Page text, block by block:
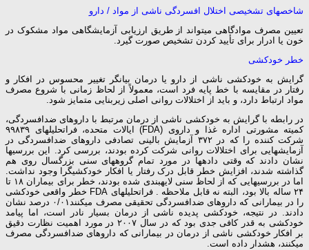
شاخص­های تشخیصی اختلال افسردگی ناشی از مواد / دارو
تعیین مصرف موادگاهی می­تواند از طریق ارزیابی آزمایشگاهی مواد مشکوک در
خون یا ادرار برای تأیید کردن تشخیص صورت گیرد.
خطر خودکشی
گرایش به خودکشی ناشی از دارو یا درمان بیانگر تغییر محسوس در افکار و
رفتار در مقایسه با خط پایه فرد است، معمولاً از لحاظ زمانی با شروع مصرف
مواد ارتباط دارد، و باید از اختلالات روانی اصلی زیربنایی متمایز شود.
در رابطه با گرایش به خودکشی ناشی از درمان مرتبط با داروهای ضدافسردگی،
کمیته مشورتی اداره غذا و داروی (FDA) ایالات متحده، فراتحلیل­های ۹۹۸۳۹
شرکت­ کننده را که در ۳۷۲ آزمایش بالینی تصادفی داروهای ضدافسردگی در
آزمایش­هایی برای اختلالات روانی شرکت کرده بودند، بررسی کرد. این بررسی­ها
نشان دادند که وقتی داده­ها در مورد تمام گروه­های سنی بزرگسال روی هم
گذاشته شدند، افزایش خطر قابل درک رفتار یا افکار خودکشی­گرا وجود نداشت.
اما در بررسی­هایی که از لحاظ سنی لایه­بندی شده بودند، خطر برای بیماران ۱۸ تا
۲۴ ساله بالا بود، البته نه قابل ملاحظه . فراتحلیل­های FDA خطر واقعی خودکشی
را در بیمارانی که داروهای ضدافسردگی تحقیقی مصرف می­کنند۰/۰۱ درصد نشان
دادند. در نتیجه، خودکشی پدیده ناشی از درمان بسیار نادر است، اما پیامد
خودکشی به قدر کافی جدی بود که در سال ۲۰۰۷ در مورد اهمیت نظارت دقیق
بر افکار خودکشی ناشی از درمان در بیمارانی که داروهای ضدافسردگی مصرف
می­کنند، هشدار داده است.